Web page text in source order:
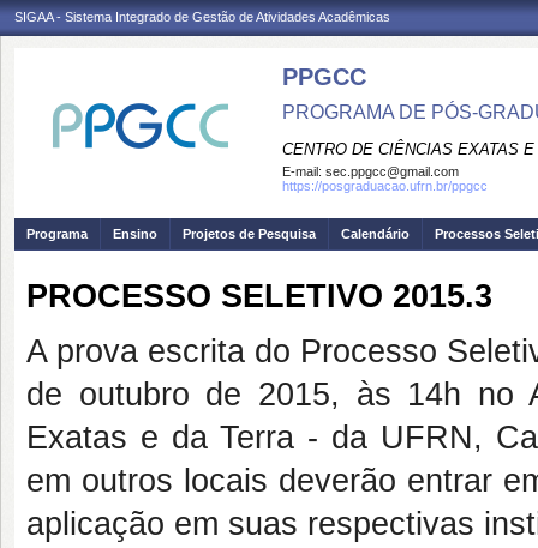
SIGAA - Sistema Integrado de Gestão de Atividades Acadêmicas
PPGCC
PROGRAMA DE PÓS-
CENTRO DE CIÊNCIAS EXATAS
E-mail: sec.ppgcc@gmail.com
https://posgraduacao.ufrn.br/ppgcc
Programa Ensino Projetos de Pesquisa Calendário Processos
PROCESSO SELETIVO 2015.3
A prova escrita do Processo
de outubro de 2015, às 14h no
Exatas e da Terra - da UFRN,
em outros locais deverão entrar
aplicação em suas respectivas